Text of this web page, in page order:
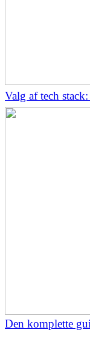
Valg af tech
Den komplette